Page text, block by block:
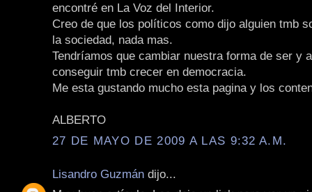
encontré en La Voz del Interior.
Creo de que los políticos como dijo alguien tmb
la sociedad, nada mas.
Tendríamos que cambiar nuestra forma de ser y
conseguir tmb crecer en democracia.
Me esta gustando mucho esta pagina y los
ALBERTO
27 DE MAYO DE 2009 A LAS 9:32 A.M.
Lisandro Guzmán dijo...